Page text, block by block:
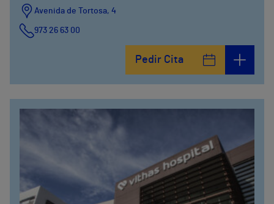
Avenida de Tortosa, 4
973 26 63 00
Pedir Cita